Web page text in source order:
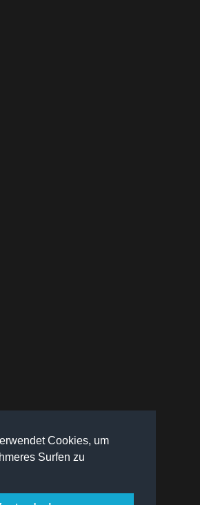
Cookies, um
Surfen zu